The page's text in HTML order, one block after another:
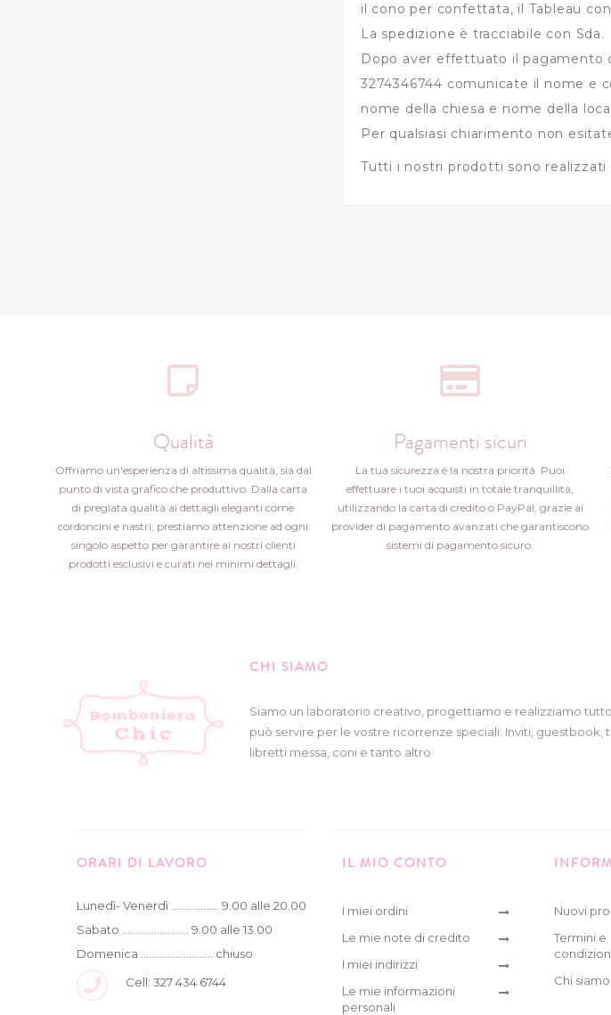
il cono per confettata, il Tableau
La spedizione è tracciabile con Sda.
Dopo aver effettuato il pagamento
3274346744 comunicate il nome e
nome della chiesa e nome della
Per qualsiasi chiarimento non
Tutti i nostri prodotti sono
Qualità
Offriamo un'esperienza di altissima qualità, sia dal
punto di vista grafico che produttivo. Dalla carta
di pregiata qualità ai dettagli eleganti come
cordoncini e nastri, prestiamo attenzione ad ogni
singolo aspetto per garantire ai nostri clienti
prodotti esclusivi e curati nei minimi dettagli.
Pagamenti sicuri
La tua sicurezza è la nostra priorità. Puoi
effettuare i tuoi acquisti in totale tranquillità,
utilizzando la carta di credito o PayPal, grazie ai
provider di pagamento avanzati che garantiscono
sistemi di pagamento sicuro.
CHI SIAMO
Siamo un laboratorio creativo, progettiamo e realizziamo
può servire per le vostre ricorrenze speciali: Inviti, guestbook,
libretti messa, coni e tanto altro
ORARI DI LAVORO
Lunedì- Venerdì .................. 9.00 alle 20.00
Sabato ......................... 9.00 alle 13.00
Domenica ........................... chiuso
Cell: 327 434 6744
IL MIO CONTO
I miei ordini
Le mie note di credito
I miei indirizzi
Le mie informazioni
personali
Nuovi
Termini e
Chi siamo